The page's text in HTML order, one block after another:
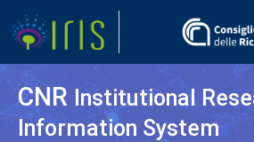
CNR Institutional
Information System